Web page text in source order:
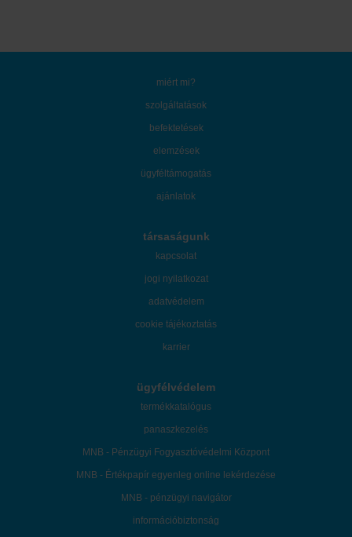
miért mi?
szolgáltatások
befektetések
elemzések
ügyféltámogatás
ajánlatok
társaságunk
kapcsolat
jogi nyilatkozat
adatvédelem
cookie tájékoztatás
karrier
ügyfélvédelem
termékkatalógus
panaszkezelés
MNB - Pénzügyi Fogyasztóvédelmi Központ
MNB - Értékpapír egyenleg online lekérdezése
MNB - pénzügyi navigátor
információbiztonság